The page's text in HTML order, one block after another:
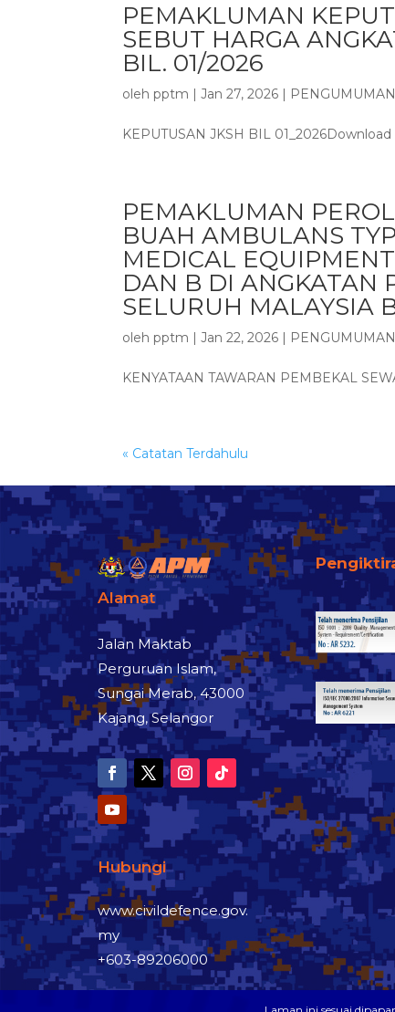
PEMAKLUMAN
SEBUT HARGA
BIL. 01/2026
oleh pptm |Jan 27, 2026 | PENGUMUMAN
KEPUTUSAN JKSH BIL 01_2026Download
PEMAKLUMAN
BUAH AMBULANS
MEDICAL
DAN B DI ANGKATAN
SELURUH MALAYSIA
oleh pptm |Jan 22, 2026 | PENGUMUMAN
KENYATAAN TAWARAN PEMBEKAL
« Catatan Terdahulu
Alamat
Jalan Maktab
Perguruan Islam,
Sungai Merab, 43000
Kajang, Selangor
Hubungi
www.civildefence.gov.
my
+603-89206000